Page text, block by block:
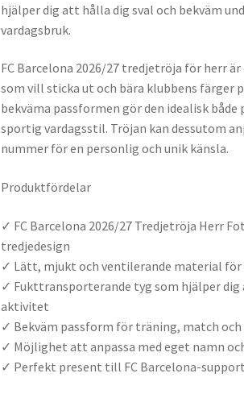
hjälper dig att hålla dig sval och bekväm
vardagsbruk.
FC Barcelona 2026/27 tredjetröja för herr
som vill sticka ut och bära klubbens färger
bekväma passformen gör den idealisk
sportig vardagsstil. Tröjan kan dessutom
nummer för en personlig och unik känsla.
Produktfördelar
✓ FC Barcelona 2026/27 Tredjetröja Herr
tredjedesign
✓ Lätt, mjukt och ventilerande material
✓ Fukttransporterande tyg som hjälper
aktivitet
✓ Bekväm passform för träning, match och
✓ Möjlighet att anpassa med eget namn
✓ Perfekt present till FC Barcelona-